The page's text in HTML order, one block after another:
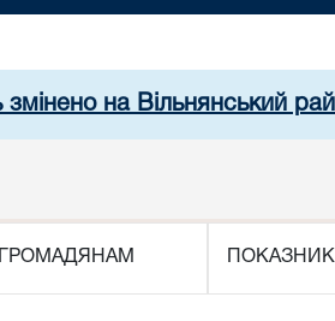
на Вільнянський
ГРОМАДЯНАМ